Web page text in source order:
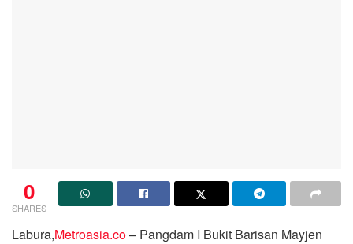
0
SHARES
Labura,Metroasia.co– Pangdam I Bukit Barisan Mayjen